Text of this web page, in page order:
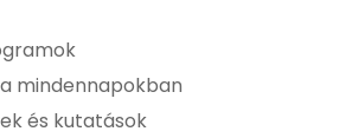
mindennapokban
és kutatások